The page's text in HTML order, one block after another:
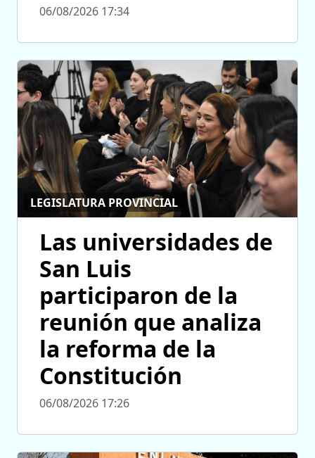
06/08/2026 17:34
LEGISLATURA PROVINCIAL
Las universidades de
San Luis
participaron de la
reunión que analiza
la reforma de la
Constitución
06/08/2026 17:26